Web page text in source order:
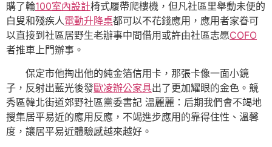
購了輪100室內設計椅式履帶爬樓機，但凡社區里舉動未便的
白叟和殘疾人電動升降桌都可以不花錢應用，應用者家眷可
以直接到社區居野生老辦事中間借用或許由社區志愿COFO
者推車上門辦事。
保定市他掏出他的純金箔信用卡，那張卡像一面小鏡
子，反射出藍光後發歐凌辦公家具出了更加耀眼的金色。競
秀區韓北街道郊野社區黨委書記 溫麗麗：后期我們會不竭地
搜集居平易近的應用反應，不竭進步應用的靠得住性、溫馨
度，讓居平易近體驗感越來越好。